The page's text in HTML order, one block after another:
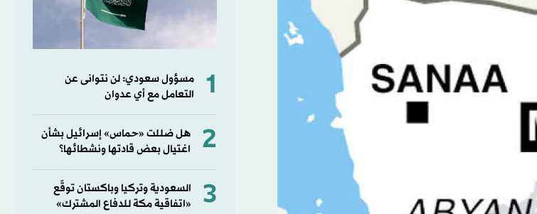
1
مسؤول سعودي: لن نتوانى عن
التعامل مع أي عدوان
2
هل ضللت «حماس» إسرائيل بشأن
اغتيال بعض قادتها ونشطائها؟
3
السعودية وتركيا وباكستان توقّع
«اتفاقية مكة للدفاع المشترك»